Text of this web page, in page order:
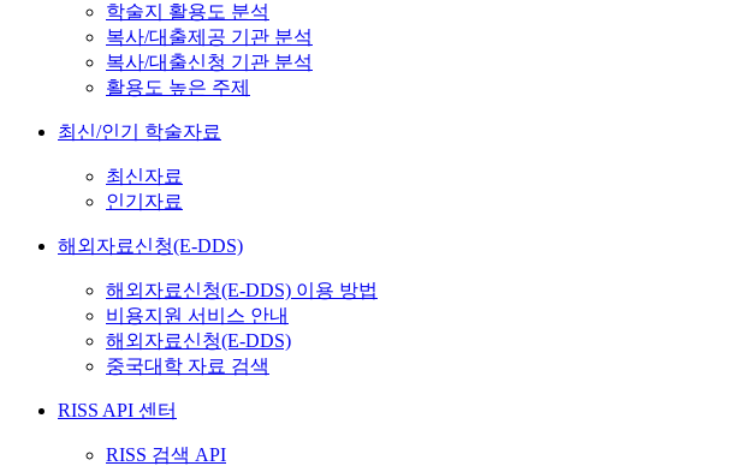
학술지 활용도 분석
복사/대출제공 기관 분석
복사/대출신청 기관 분석
활용도 높은 주제
최신/인기 학술자료
최신자료
인기자료
해외자료신청(E-DDS)
해외자료신청(E-DDS) 이용 방법
비용지원 서비스 안내
해외자료신청(E-DDS)
중국대학 자료 검색
RISS API 센터
RISS 검색 API